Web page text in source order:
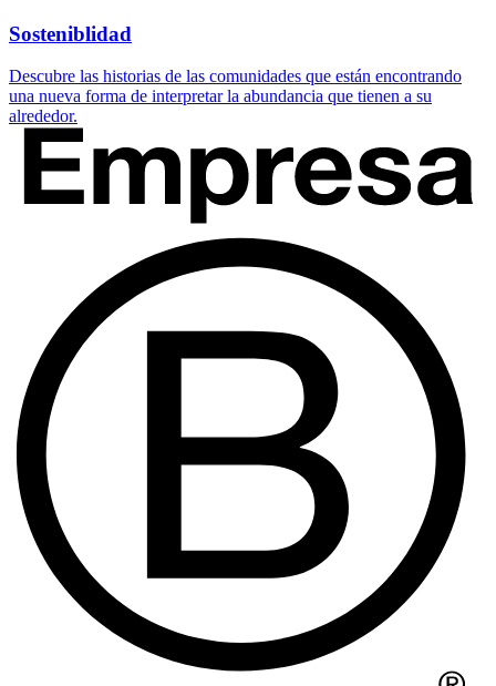
Sosteniblidad
Descubre las historias de las comunidades que están encontrando
una nueva forma de interpretar la abundancia que tienen a su
alrededor.